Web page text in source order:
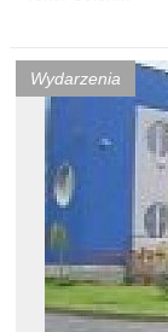
Wydarzenia